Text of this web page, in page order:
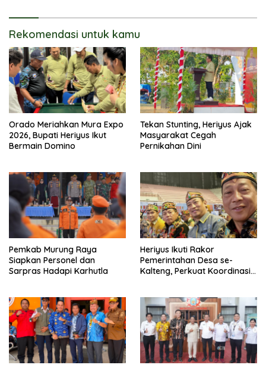
Rekomendasi untuk kamu
Orado Meriahkan Mura Expo
2026, Bupati Heriyus Ikut
Bermain Domino
Tekan Stunting, Heriyus Ajak
Masyarakat Cegah
Pernikahan Dini
Pemkab Murung Raya
Siapkan Personel dan
Sarpras Hadapi Karhutla
Heriyus Ikuti Rakor
Pemerintahan Desa se-
Kalteng, Perkuat Koordinasi